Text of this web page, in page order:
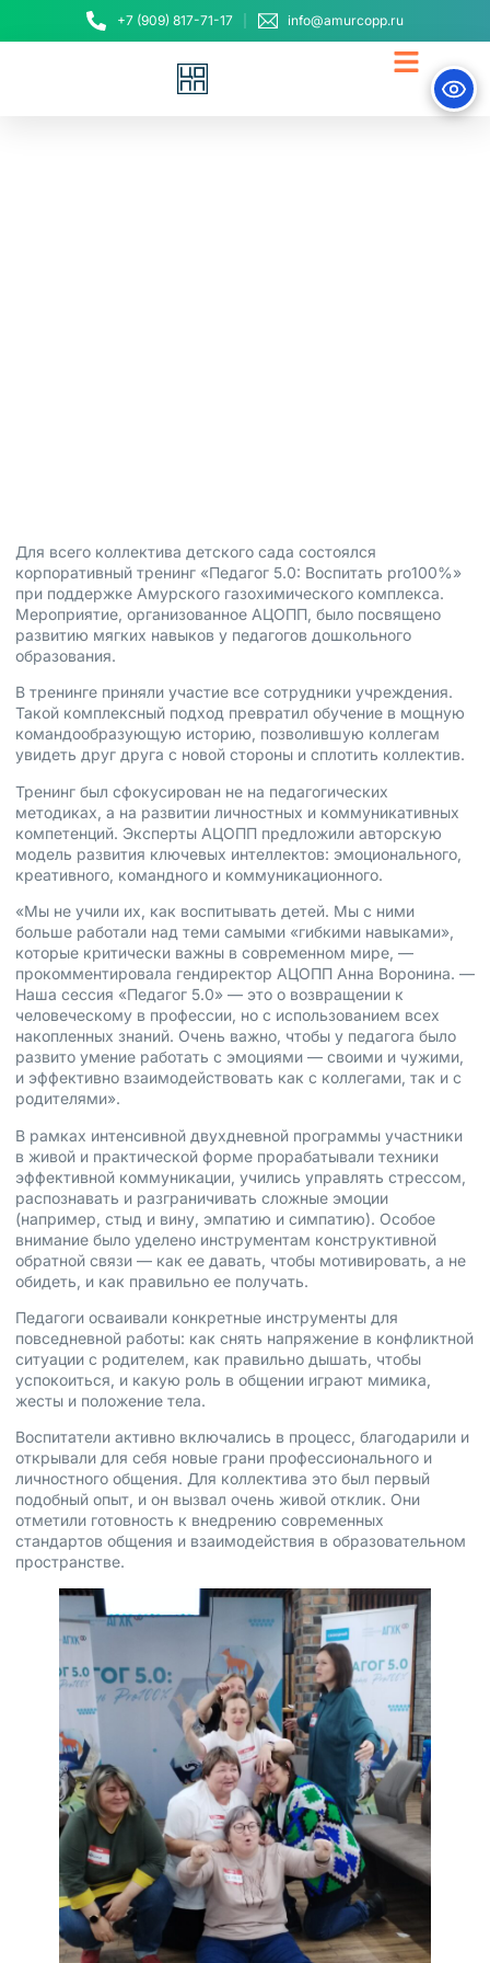
+7 (909) 817-71-17 info@amurcopp.ru
Для всего коллектива детского сада состоялся
корпоративный тренинг «Педагог 5.0: Воспитать pro100%»
при поддержке Амурского газохимического комплекса.
Мероприятие, организованное АЦОПП, было посвящено
развитию мягких навыков у педагогов дошкольного
образования.
В тренинге приняли участие все сотрудники учреждения.
Такой комплексный подход превратил обучение в мощную
командообразующую историю, позволившую коллегам
увидеть друг друга с новой стороны и сплотить коллектив.
Тренинг был сфокусирован не на педагогических
методиках, а на развитии личностных и коммуникативных
компетенций. Эксперты АЦОПП предложили авторскую
модель развития ключевых интеллектов: эмоционального,
креативного, командного и коммуникационного.
«Мы не учили их, как воспитывать детей. Мы с ними
больше работали над теми самыми «гибкими навыками»,
которые критически важны в современном мире, —
прокомментировала гендиректор АЦОПП Анна Воронина. —
Наша сессия «Педагог 5.0» — это о возвращении к
человеческому в профессии, но с использованием всех
накопленных знаний. Очень важно, чтобы у педагога было
развито умение работать с эмоциями — своими и чужими,
и эффективно взаимодействовать как с коллегами, так и с
родителями».
В рамках интенсивной двухдневной программы участники
в живой и практической форме прорабатывали техники
эффективной коммуникации, учились управлять стрессом,
распознавать и разграничивать сложные эмоции
(например, стыд и вину, эмпатию и симпатию). Особое
внимание было уделено инструментам конструктивной
обратной связи — как ее давать, чтобы мотивировать, а не
обидеть, и как правильно ее получать.
Педагоги осваивали конкретные инструменты для
повседневной работы: как снять напряжение в конфликтной
ситуации с родителем, как правильно дышать, чтобы
успокоиться, и какую роль в общении играют мимика,
жесты и положение тела.
Воспитатели активно включались в процесс, благодарили и
открывали для себя новые грани профессионального и
личностного общения. Для коллектива это был первый
подобный опыт, и он вызвал очень живой отклик. Они
отметили готовность к внедрению современных
стандартов общения и взаимодействия в образовательном
пространстве.